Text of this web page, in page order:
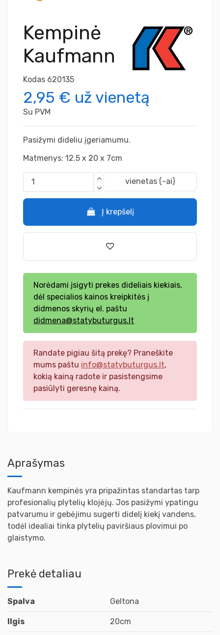
Kempinė
Kaufmann
Kodas 620135
2,95 € už vienetą
Su PVM
Pasižymi dideliu įgeriamumu.
Matmenys: 12.5 x 20 x 7cm
vienetas (-ai)
Į krepšelį
Norėdami įsigyti prekes dideliais kiekiais,
dėl specialios kainos kreipkitės į
didmenos skyrių el. paštu
didmena@statybuturgus.lt
Randate pigiau šitą prekę? Praneškite
mums paštu info@statybuturgus.lt,
kokią kainą radote ir pasistengsime
pasiūlyti geresnę kainą.
Aprašymas
Kaufmann kempinės yra pripažintas standartas tarp
profesionalių plytelių klojėjų. Jos pasižymi ypatingu
patvarumu ir gebėjimu sugerti didelį kiekį vandens,
todėl idealiai tinka plytelių paviršiaus plovimui po
glaistymo.
Prekė detaliau
Spalva Geltona
Ilgis 20cm